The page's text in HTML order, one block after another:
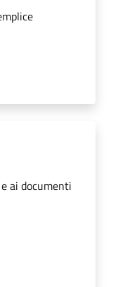
ai documenti